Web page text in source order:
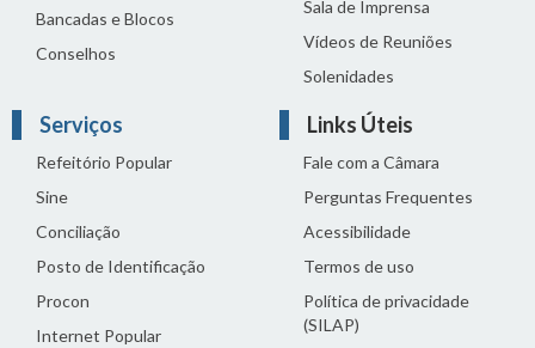
Bancadas e Blocos
Conselhos
Sala de Imprensa
Vídeos de Reuniões
Solenidades
Serviços
Refeitório Popular
Sine
Conciliação
Posto de Identificação
Procon
Internet Popular
Links Úteis
Fale com a Câmara
Perguntas Frequentes
Acessibilidade
Termos de uso
Política de privacidade
(SILAP)